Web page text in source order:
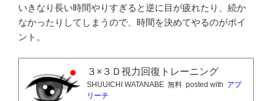
いきなり長い時間やりすぎると逆に目が疲れたり、続か
なかったりしてしまうので、時間を決めてやるのがポイ
ント。
３×３Ｄ視力回復トレーニング
SHUUICHI WATANABE 無料 posted with アプ
リーチ